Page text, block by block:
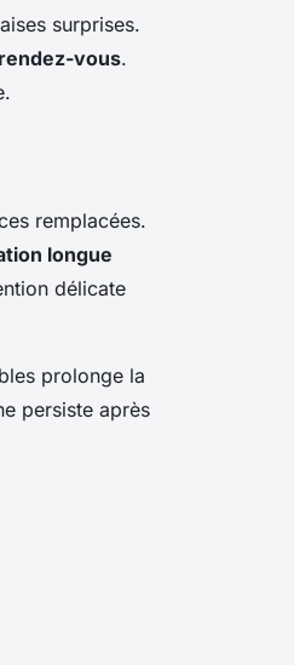
surprises.
vous.
remplacées.
longue
délicate
prolonge la
persiste après